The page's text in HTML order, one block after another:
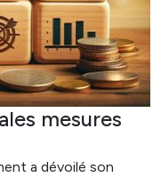
mesures
a dévoilé son